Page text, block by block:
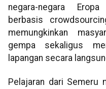
negara-negara
berbasis
memungkinkan
gempa sekaligus
lapangan secara
Pelajaran dari Semeru